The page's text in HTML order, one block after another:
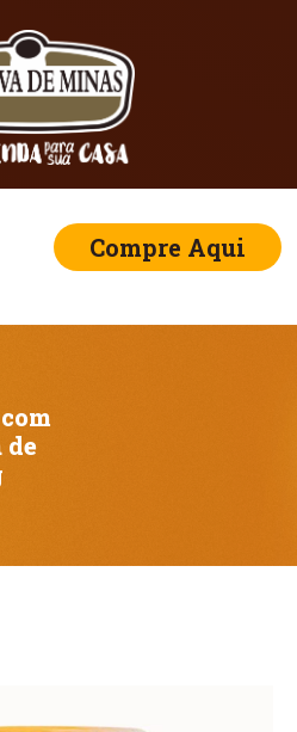
Compre Aqui
de